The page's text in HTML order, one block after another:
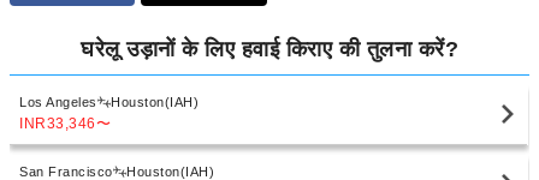
घरेलू उड़ानों के लिए हवाई किराए की तुलना करें?
Los Angeles Houston(IAH)
INR33,346〜
San Francisco Houston(IAH)